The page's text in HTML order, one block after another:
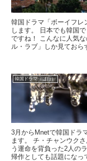
韓国ドラマ「ボーイフレ
します。 日本でも韓国
ですね！ こんなに人気
ル・ラブ」しか見てお
韓国ドラマ（は行）
3月からMnetで韓国ドラ
ます。 チ・チャンウク
う運命を背負った2人の
帰作としても話題になっ